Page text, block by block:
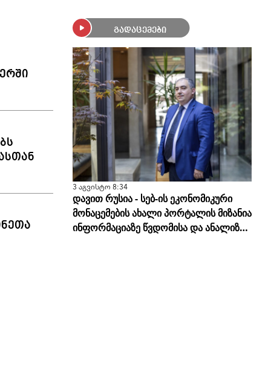
გადაცემები
3 აგვისტო 8:34
დავით რუსია - სებ-ის ეკონომიკური
მონაცემების ახალი პორტალის მიზანია
ინფორმაციაზე წვდომისა და ანალიზის